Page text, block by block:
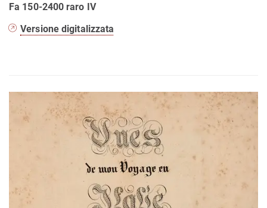
Fa 150-2400 raro IV
Versione digitalizzata